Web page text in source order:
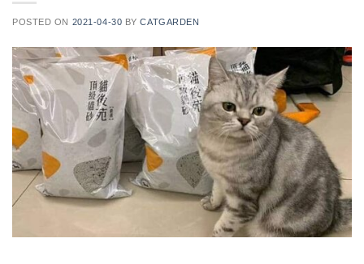
POSTED ON 2021-04-30 BYCATGARDEN